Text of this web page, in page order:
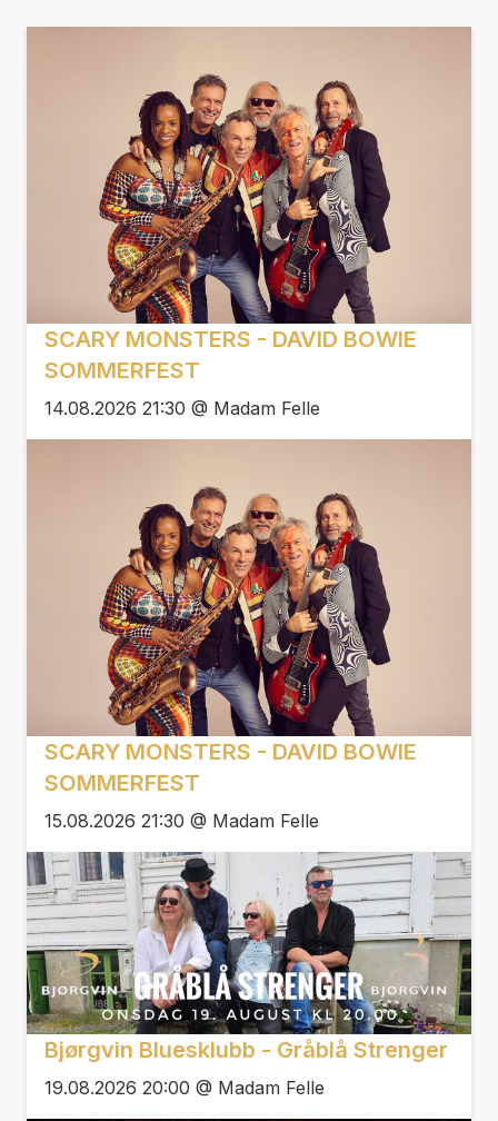
SCARY MONSTERS - DAVID BOWIE
SOMMERFEST
14.08.2026 21:30 @ Madam Felle
SCARY MONSTERS - DAVID BOWIE
SOMMERFEST
15.08.2026 21:30 @ Madam Felle
Bjørgvin Bluesklubb - Gråblå Strenger
19.08.2026 20:00 @ Madam Felle